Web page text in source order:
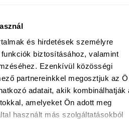
és hirdetések személyre
biztosításához, valamint
Ezenkívül közösségi
partnereinkkel megosztjuk az
adatait, akik kombinálhatják
amelyeket Ön adott meg
használt más szolgáltatásokból
arról, hogy a személyes
védjék a jogosulatlan
kapcsolatos jogok
adatok kezelésére
szerinti jogokat soroljuk fel.
figyelmet arra, hogy a sütik